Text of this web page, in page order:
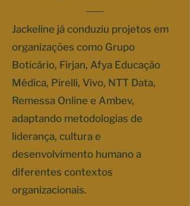
Jackeline já conduziu projetos em
organizações como Grupo
Boticário, Firjan, Afya Educação
Médica, Pirelli, Vivo, NTT Data,
Remessa Online e Ambev,
adaptando metodologias de
liderança, cultura e
desenvolvimento humano a
diferentes contextos
organizacionais.